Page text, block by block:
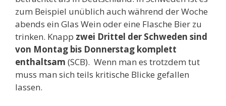
zum Beispiel unüblich auch während der Woche
abends ein Glas Wein oder eine Flasche Bier zu
trinken. Knapp zwei Drittel der Schweden sind
von Montag bis Donnerstag komplett
enthaltsam (SCB). Wenn man es trotzdem tut
muss man sich teils kritische Blicke gefallen
lassen.